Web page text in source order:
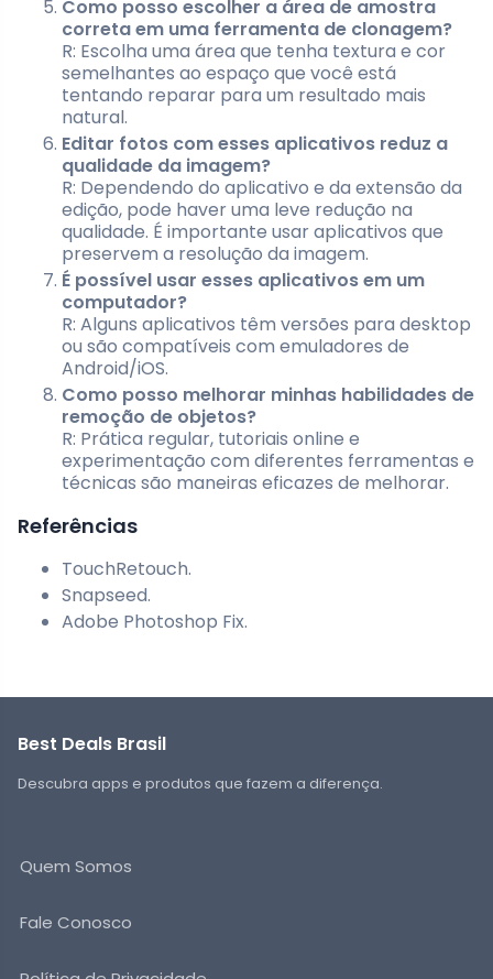
Como posso escolher a área de amostra
correta em uma ferramenta de clonagem?
R: Escolha uma área que tenha textura e cor
semelhantes ao espaço que você está
tentando reparar para um resultado mais
natural.
Editar fotos com esses aplicativos reduz a
qualidade da imagem?
R: Dependendo do aplicativo e da extensão da
edição, pode haver uma leve redução na
qualidade. É importante usar aplicativos que
preservem a resolução da imagem.
É possível usar esses aplicativos em um
computador?
R: Alguns aplicativos têm versões para desktop
ou são compatíveis com emuladores de
Android/iOS.
Como posso melhorar minhas habilidades de
remoção de objetos?
R: Prática regular, tutoriais online e
experimentação com diferentes ferramentas e
técnicas são maneiras eficazes de melhorar.
Referências
TouchRetouch.
Snapseed.
Adobe Photoshop Fix.
Best Deals Brasil
Descubra apps e produtos que fazem a diferença.
Quem Somos
Fale Conosco